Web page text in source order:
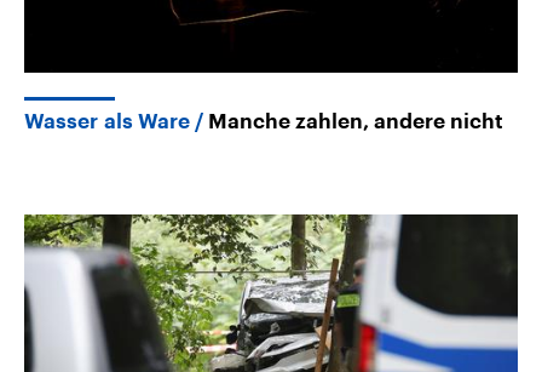
Wasser als Ware Manche zahlen, andere nicht